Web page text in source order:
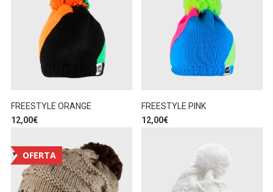
FREESTYLE ORANGE
12,00€
FREESTYLE PINK
12,00€
OFERTA